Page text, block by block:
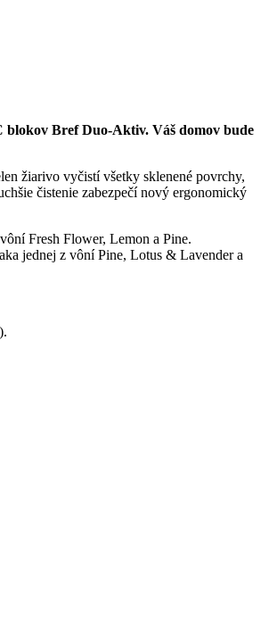
blokov Bref Duo-Aktiv. Váš domov bude
žiarivo vyčistí všetky sklenené povrchy,
čistenie zabezpečí nový ergonomický
Fresh Flower, Lemon a Pine.
jednej z vôní Pine, Lotus & Lavender a